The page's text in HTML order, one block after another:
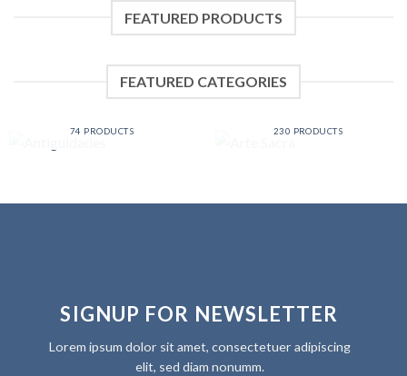
FEATURED PRODUCTS
FEATURED CATEGORIES
74 PRODUCTS 230 PRODUCTS
SIGNUP FOR NEWSLETTER
Lorem ipsum dolor sit amet, consectetuer adipiscing
elit, sed diam nonumm.